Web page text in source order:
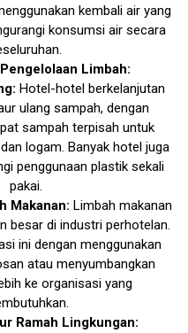
kembali air yang
konsumsi air secara
Limbah:
Hotel-hotel berkelanjutan
ulang sampah, dengan
sampah terpisah untuk
logam. Banyak hotel juga
penggunaan plastik sekali
pakai.
Makanan: Limbah makanan
besar di industri perhotelan.
ini dengan menggunakan
atau menyumbangkan
ke organisasi yang
Ramah Lingkungan: